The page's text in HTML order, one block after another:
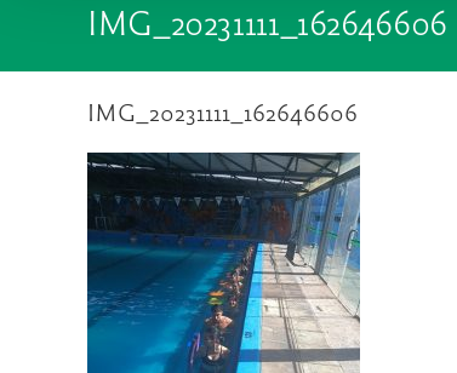
IMG_20231111_162646606
IMG_20231111_162646606